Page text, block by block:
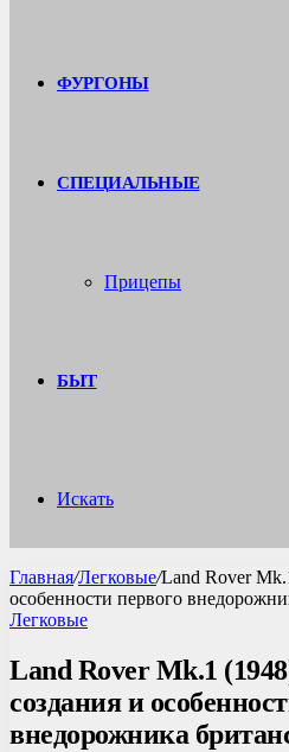
ФУРГОНЫ
СПЕЦИАЛЬНЫЕ
Прицепы
БЫТ
Искать
Главная/Легковые/Land Rover
особенности первого
Легковые
Land Rover Mk.1
создания и
внедорожника